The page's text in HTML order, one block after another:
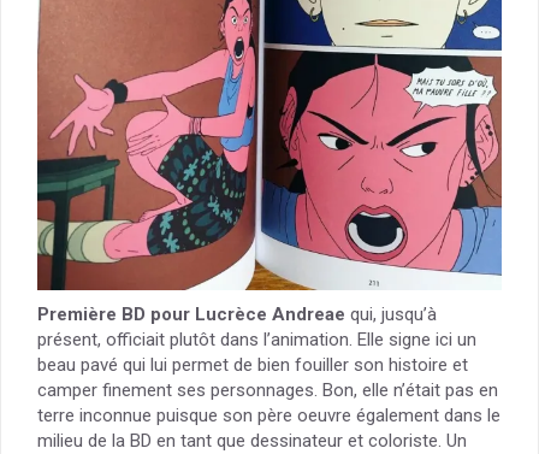
Première BD pour Lucrèce Andreae qui, jusqu’à
présent, officiait plutôt dans l’animation. Elle signe ici un
beau pavé qui lui permet de bien fouiller son histoire et
camper finement ses personnages. Bon, elle n’était pas en
terre inconnue puisque son père oeuvre également dans le
milieu de la BD en tant que dessinateur et coloriste. Un